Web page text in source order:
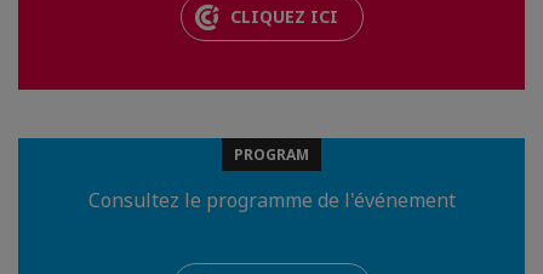
CLIQUEZ ICI
PROGRAM
Consultez le programme de l'événement